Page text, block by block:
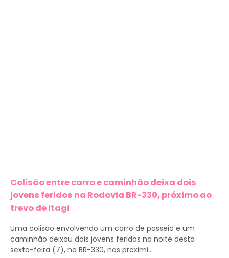
Colisão entre carro e caminhão deixa dois
jovens feridos na Rodovia BR-330, próximo ao
trevo de Itagi
Uma colisão envolvendo um carro de passeio e um
caminhão deixou dois jovens feridos na noite desta
sexta-feira (7), na BR-330, nas proximi...